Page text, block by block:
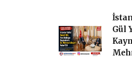
Gül